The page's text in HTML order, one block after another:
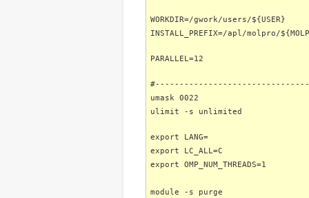
WORKDIR=/gwork/users/${USER}
INSTALL_PREFIX=/apl/molpro/
PARALLEL=12
umask 0022
ulimit -s unlimited
export LANG=
export LC_ALL=C
export OMP_NUM_THREADS=1
module -s purge